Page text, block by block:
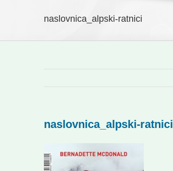
naslovnica_alpski-ratnici
naslovnica_alpski-ratnici